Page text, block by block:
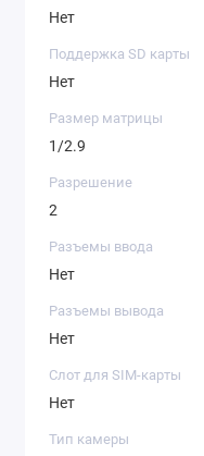
Нет
Поддержка SD карты
Нет
Размер матрицы
1/2.9
Разрешение
2
Разъемы ввода
Нет
Разъемы вывода
Нет
Слот для SIM-карты
Нет
Тип камеры